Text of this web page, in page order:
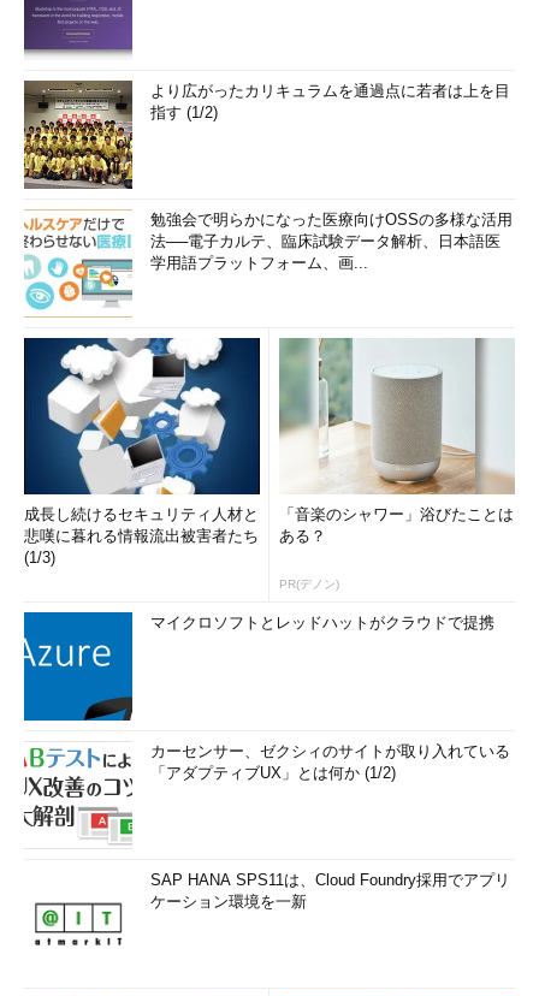
より広がったカリキュラムを通過点に若者は上を目
指す (1/2)
勉強会で明らかになった医療向けOSSの多様な活用
法──電子カルテ、臨床試験データ解析、日本語医
学用語プラットフォーム、画...
成長し続けるセキュリティ人材と
悲嘆に暮れる情報流出被害者たち
(1/3)
「音楽のシャワー」浴びたことは
ある？
PR(デノン)
マイクロソフトとレッドハットがクラウドで提携
カーセンサー、ゼクシィのサイトが取り入れている
「アダプティブUX」とは何か (1/2)
SAP HANA SPS11は、Cloud Foundry採用でアプリ
ケーション環境を一新